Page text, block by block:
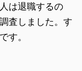
は退職するの
査しました。す
す。